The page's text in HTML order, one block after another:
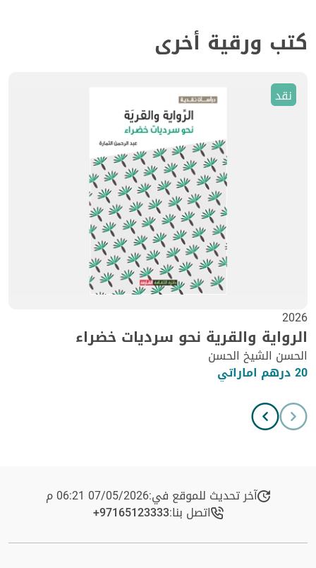
كتب ورقية أخرى
نقد
2026
الرواية والقرية نحو سرديات خضراء
الحسن الشيخ الحسن
20 درهم اماراتي
آخر تحديث للموقع في:07/05/2026 06:21 م
اتصل بنا:+97165123333​